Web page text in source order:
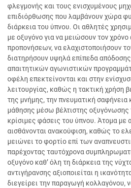
φλεγμονής και τους ενισχυμένους
επιδιόρθωσης που λαμβάνουν χώρα
διάρκεια του ύπνου. Οι αθλητές
με οξυγόνο για να μειώσουν τον
προπονήσεων, να ελαχιστοποιήσουν
διατηρήσουν υψηλά επίπεδα απόδοσης
απαιτητικών αγωνιστικών
οφέλη επεκτείνονται και στην
λειτουργίας, καθώς η τακτική χρήση
της μνήμης, την πνευματική σαφήνεια
μάθησης μέσω βέλτιστης οξυγόνωσης
κρίσιμες φάσεις του ύπνου. Άτομα με
αισθάνονται ανακούφιση, καθώς το
μειώνει το φορτίο επί των
παρέχοντας ταυτόχρονα
οξυγόνο καθ’ όλη τη διάρκεια της
αντιγήρανσης αξιοποιείται η
διεγείρει την παραγωγή κολλαγόνου,